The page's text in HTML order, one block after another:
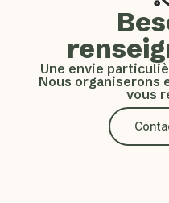
Une envie
Nous organiserons
vous